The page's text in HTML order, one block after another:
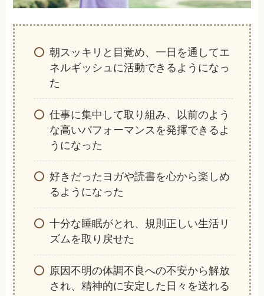
朝スッキリと目覚め、一日を通してエ
ネルギッシュに活動できるようになっ
た
仕事に集中して取り組み、以前のよう
な高いパフォーマンスを発揮できるよ
うになった
好きだったヨガや読書を心から楽しめ
るようになった
十分な睡眠がとれ、規則正しい生活リ
ズムを取り戻せた
原因不明の体調不良への不安から解放
され、精神的に安定した日々を送れる